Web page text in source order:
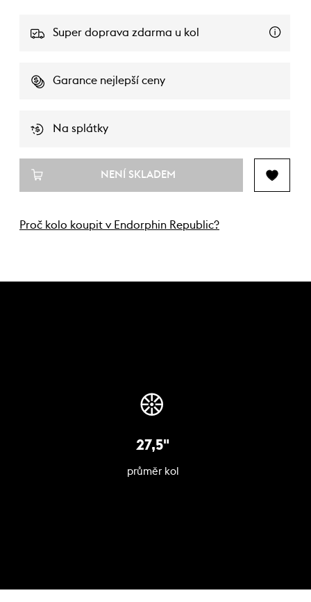
Super doprava zdarma u kol
Garance nejlepší ceny
Na splátky
NENÍ SKLADEM
Proč kolo koupit v Endorphin Republic?
27,5"
průměr kol